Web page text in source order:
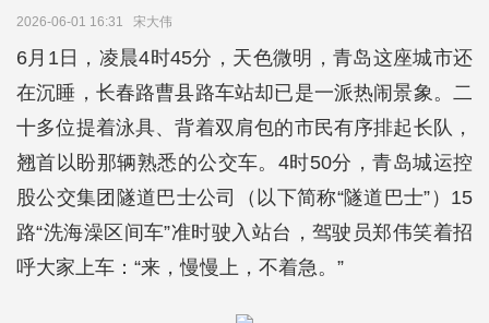
2026-06-01 16:31 宋大伟
6月1日，凌晨4时45分，天色微明，青岛这座城市还
在沉睡，长春路曹县路车站却已是一派热闹景象。二
十多位提着泳具、背着双肩包的市民有序排起长队，
翘首以盼那辆熟悉的公交车。4时50分，青岛城运控
股公交集团隧道巴士公司（以下简称“隧道巴士”）15
路“洗海澡区间车”准时驶入站台，驾驶员郑伟笑着招
呼大家上车：“来，慢慢上，不着急。”